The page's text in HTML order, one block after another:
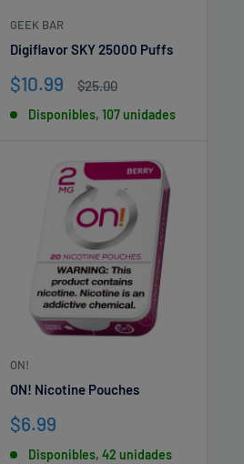
GEEK BAR
Digiflavor SKY 25000 Puffs
Precio
venta
$10.99
Precio
$25.00
Disponibles, 107 unidades
ON!
ON! Nicotine Pouches
Precio
$6.99
Disponibles, 42 unidades